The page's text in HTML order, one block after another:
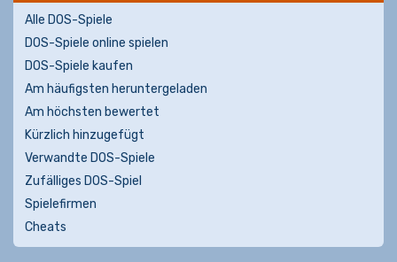
Alle DOS-Spiele
DOS-Spiele online spielen
DOS-Spiele kaufen
Am häufigsten heruntergeladen
Am höchsten bewertet
Kürzlich hinzugefügt
Verwandte DOS-Spiele
Zufälliges DOS-Spiel
Spielefirmen
Cheats